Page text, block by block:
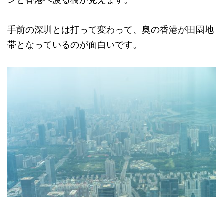
手前の深圳とは打って変わって、奥の香港が田園地
帯となっているのが面白いです。